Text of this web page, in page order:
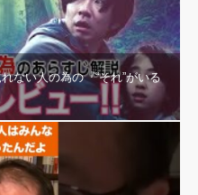
ない人の為の『“それ”がいる